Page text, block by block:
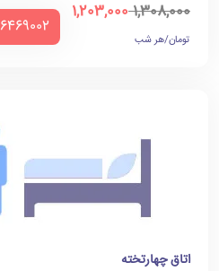
1,308,000
1,203,000
تومان/هر شب
اتاق چهارتخته